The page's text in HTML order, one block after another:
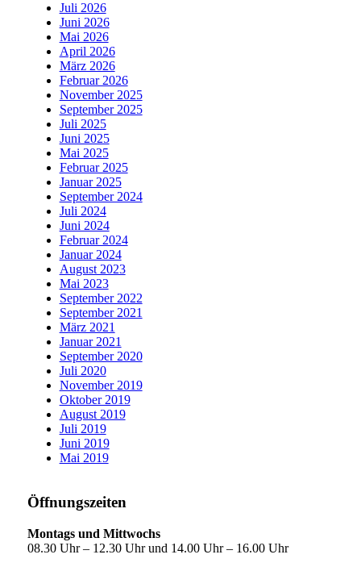
Juli 2026
Juni 2026
Mai 2026
April 2026
März 2026
Februar 2026
November 2025
September 2025
Juli 2025
Juni 2025
Mai 2025
Februar 2025
Januar 2025
September 2024
Juli 2024
Juni 2024
Februar 2024
Januar 2024
August 2023
Mai 2023
September 2022
September 2021
März 2021
Januar 2021
September 2020
Juli 2020
November 2019
Oktober 2019
August 2019
Juli 2019
Juni 2019
Mai 2019
Öffnungszeiten
Montags und Mittwochs
08.30 Uhr – 12.30 Uhr und 14.00 Uhr – 16.00 Uhr